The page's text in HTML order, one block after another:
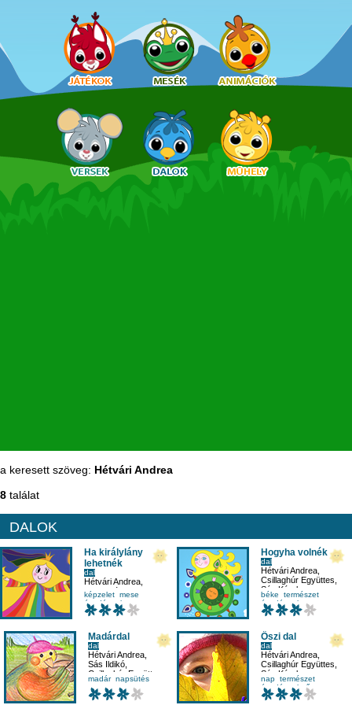
a keresett szöveg: Hétvári Andrea
8 találat
DALOK
Ha királylány
lehetnék
dal
Hétvári Andrea
Csillaghúr Együttes
Sás Károly
képzelet mese
óvodásnak
Hogyha volnék
dal
Hétvári Andrea
Csillaghúr Együttes
Sás Károly
béke
természet
óvodásnak
Madárdal
dal
Hétvári Andrea
Sás Ildikó
Csillaghúr Együttes
madár napsütés
tavasz
Őszi dal
dal
Hétvári Andrea
Csillaghúr Együttes
Sás Károly
nap természet
óvodásnak
ősz